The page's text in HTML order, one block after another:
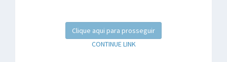
Clique aqui para prosseguir
CONTINUE LINK